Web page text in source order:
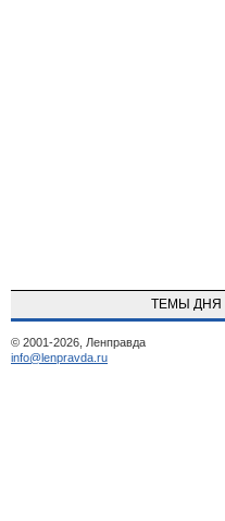
ТЕМЫ ДНЯ
© 2001-2026, Ленправда
info@lenpravda.ru